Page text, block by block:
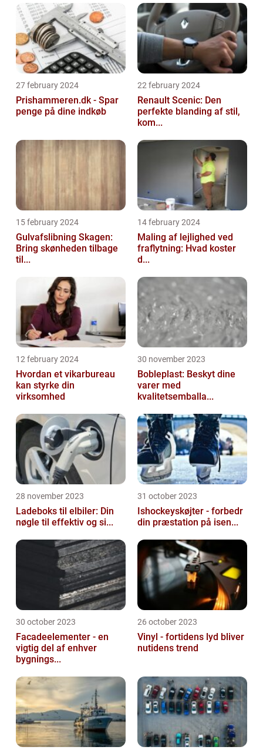
27 february 2024
Prishammeren.dk - Spar
penge på dine indkøb
22 february 2024
Renault Scenic: Den
perfekte blanding af stil,
kom...
15 february 2024
Gulvafslibning Skagen:
Bring skønheden tilbage
til...
14 february 2024
Maling af lejlighed ved
fraflytning: Hvad koster
d...
12 february 2024
Hvordan et vikarbureau
kan styrke din
virksomhed
30 november 2023
Bobleplast: Beskyt dine
varer med
kvalitetsemballa...
28 november 2023
Ladeboks til elbiler: Din
nøgle til effektiv og si...
31 october 2023
Ishockeyskøjter - forbedr
din præstation på isen...
30 october 2023
Facadeelementer - en
vigtig del af enhver
bygnings...
26 october 2023
Vinyl - fortidens lyd bliver
nutidens trend